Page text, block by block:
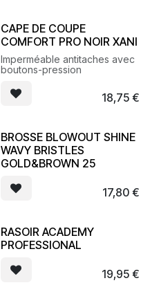
CAPE DE COUPE
COMFORT PRO NOIR XANI
Imperméable antitaches avec
boutons-pression
18,75€
BROSSE BLOWOUT SHINE
WAVY BRISTLES
GOLD&BROWN 25
17,80€
RASOIR ACADEMY
PROFESSIONAL
19,95€